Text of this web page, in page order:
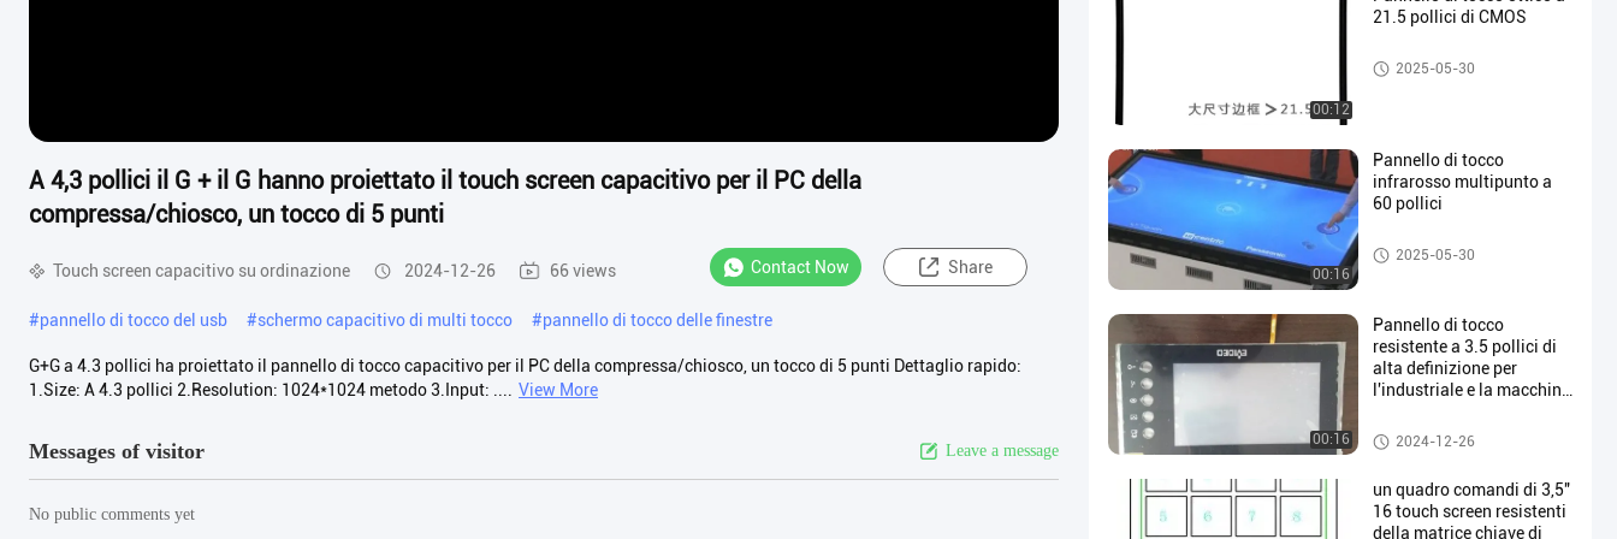
A 4,3 pollici il G + il G hanno proiettato il touch screen capacitivo per il PC della
compressa/chiosco, un tocco di 5 punti
Touch screen capacitivo su ordinazione 2024-12-26 66 views Contact Now Share
#pannello di tocco del usb #schermo capacitivo di multi tocco #pannello di tocco delle finestre
G+G a 4.3 pollici ha proiettato il pannello di tocco capacitivo per il PC della compressa/chiosco, un tocco di 5 punti Dettaglio rapido:
1.Size: A 4.3 pollici 2.Resolution: 1024*1024 metodo 3.Input: .... View More
Messages of visitor Leave a message
No public comments yet
00:12
21.5 pollici di CMOS
Pannello di tocco resistente
2025-05-30
00:16
Pannello di tocco
infrarosso multipunto a
60 pollici
Pannello di tocco resistente
2025-05-30
00:16
Pannello di tocco
resistente a 3.5 pollici di
alta definizione per
l'industriale e la macchina
liquidi
Pannello di tocco resistente
2024-12-26
un quadro comandi di 3,5"
16 touch screen resistenti
della matrice chiave di